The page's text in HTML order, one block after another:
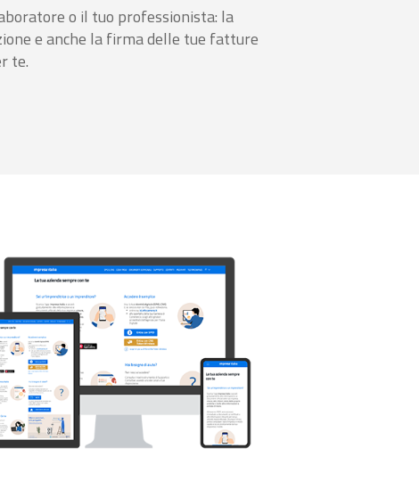
o il tuo professionista: la
e anche la firma delle tue fatture
te.